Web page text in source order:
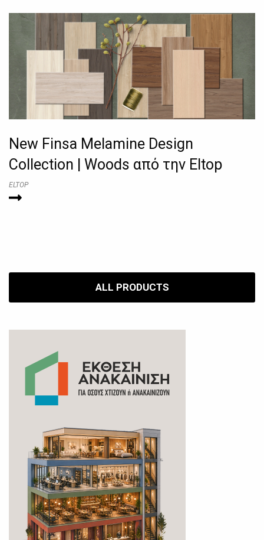
New Finsa Melamine Design
Collection | Woods από την Eltop
ELTOP
ALL PRODUCTS